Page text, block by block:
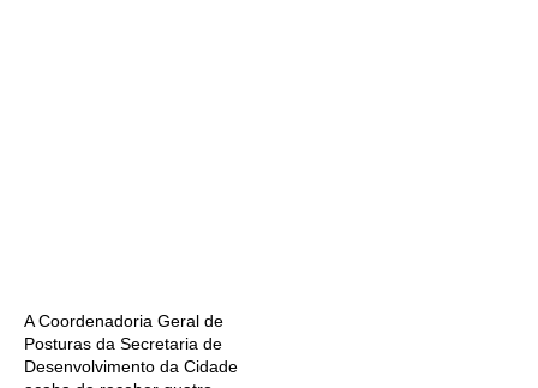
A Coordenadoria Geral de
Posturas da Secretaria de
Desenvolvimento da Cidade